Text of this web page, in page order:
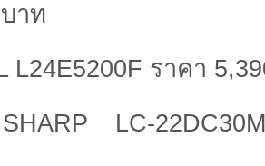
าท
L24E5200F ราคา
LC-